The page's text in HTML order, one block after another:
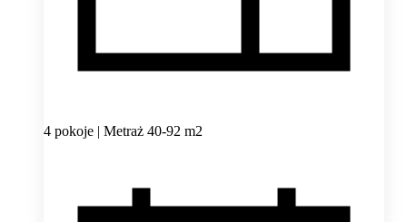
4 pokoje | Metraż 40-92 m2